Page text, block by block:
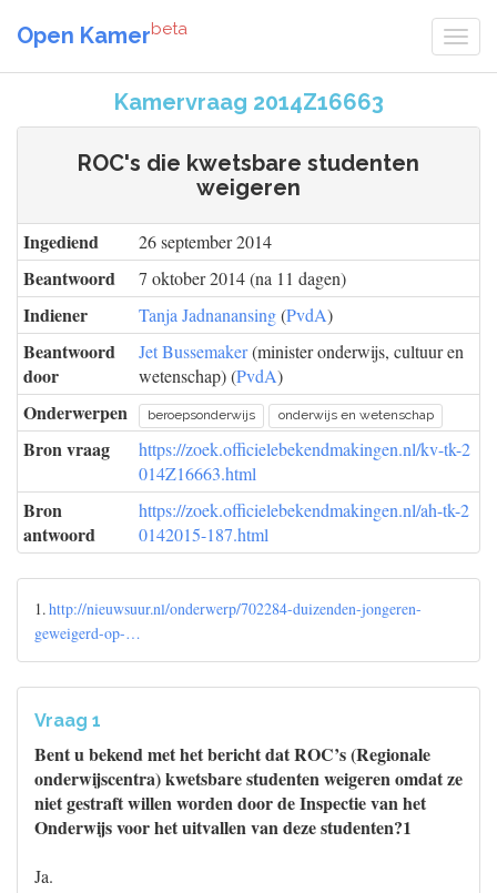
Open Kamerbeta
Kamervraag 2014Z16663
ROC's die kwetsbare studenten
weigeren
Ingediend 26 september 2014
Beantwoord 7 oktober 2014 (na 11 dagen)
Indiener Tanja Jadnanansing(PvdA)
Beantwoord
door
Jet Bussemaker(minister onderwijs, cultuur en
wetenschap) (PvdA)
Onderwerpen beroepsonderwijs onderwijs en wetenschap
Bron vraag
https://zoek.officielebekendmakingen.nl/kv-tk-2
014Z16663.html
Bron
antwoord
https://zoek.officielebekendmakingen.nl/ah-tk-2
0142015-187.html
1.http://nieuwsuur.nl/onderwerp/702284-duizenden-jongeren-
geweigerd-op-…
Vraag 1
Bent u bekend met het bericht dat ROC’s (Regionale
onderwijscentra) kwetsbare studenten weigeren omdat ze
niet gestraft willen worden door de Inspectie van het
Onderwijs voor het uitvallen van deze studenten?1
Ja.